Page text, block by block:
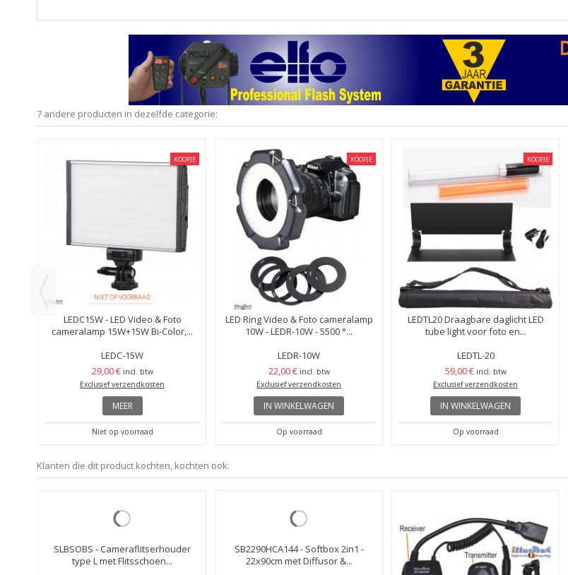
7 andere producten in dezelfde categorie:
KOOPJE
NIET OP VOORRAAD
LEDC15W - LED Video & Foto
cameralamp 15W+15W Bi-Color,...
LEDC-15W
29,00 € incl. btw
Exclusief verzendkosten
MEER
Niet op voorraad
KOOPJE
LED Ring Video & Foto cameralamp
10W - LEDR-10W - 5500 °...
LEDR-10W
22,00 € incl. btw
Exclusief verzendkosten
IN WINKELWAGEN
Op voorraad
KOOPJE
LEDTL20 Draagbare daglicht LED
tube light voor foto en...
LEDTL-20
59,00 € incl. btw
Exclusief verzendkosten
IN WINKELWAGEN
Op voorraad
Klanten die dit product kochten, kochten ook: